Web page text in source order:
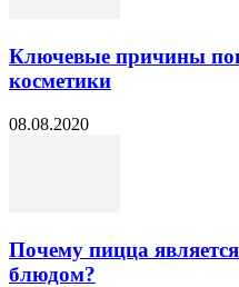
Ключевые причины
косметики
08.08.2020
Почему пицца
блюдом?